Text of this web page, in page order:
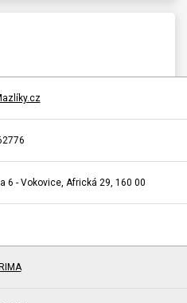
6 - Vokovice, Africká 29, 160 00